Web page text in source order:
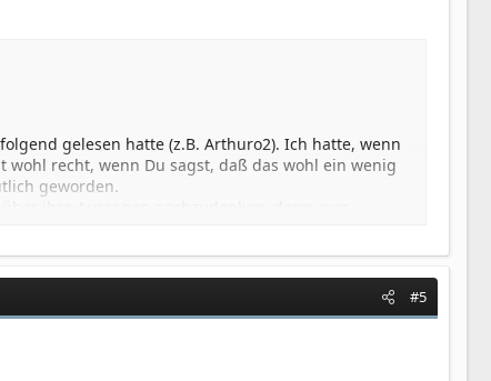
gelesen hatte (z.B. Arthuro2). Ich hatte, wenn
recht, wenn Du sagst, daß das wohl ein wenig
geworden.
ihre Aussagen nachzudenken, denn, wer
Gedankengut nichts, aber auch gar nichts
oder zu gar zu verherrlichen!
#5